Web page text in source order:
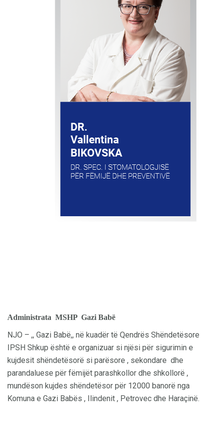
Administrata MSHP Gazi Babë
NJO – ,, Gazi Babë,, në kuadër të Qendrës Shëndetësore
IPSH Shkup është e organizuar si njësi për sigurimin e
kujdesit shëndetësorë si parësore , sekondare dhe
parandaluese për fëmijët parashkollor dhe shkollorë ,
mundëson kujdes shëndetësor për 12000 banorë nga
Komuna e Gazi Babës , Ilindenit , Petrovec dhe Haraçinë.